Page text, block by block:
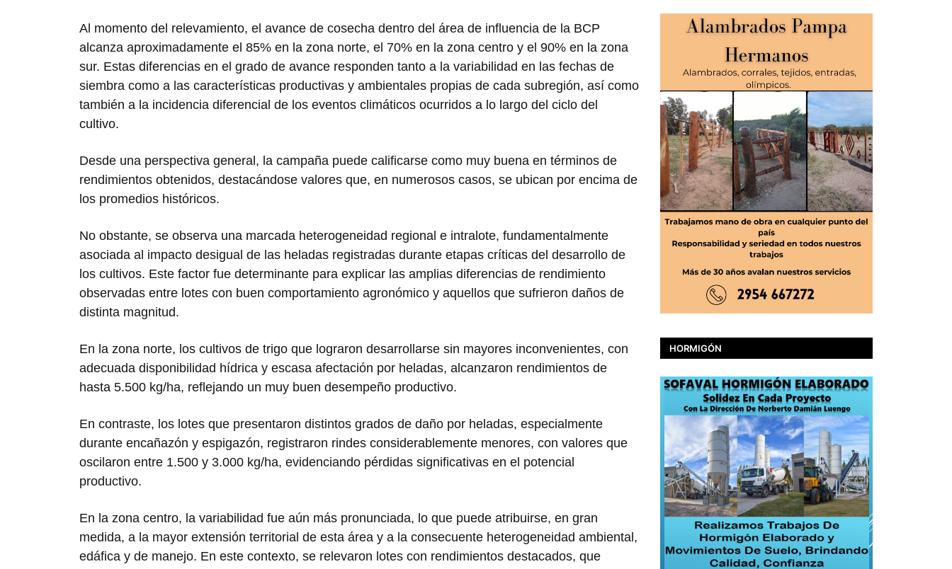
Al momento del relevamiento, el avance de cosecha dentro del área de influencia de la BCP
alcanza aproximadamente el 85% en la zona norte, el 70% en la zona centro y el 90% en la zona
sur. Estas diferencias en el grado de avance responden tanto a la variabilidad en las fechas de
siembra como a las características productivas y ambientales propias de cada subregión, así como
también a la incidencia diferencial de los eventos climáticos ocurridos a lo largo del ciclo del
cultivo.
Desde una perspectiva general, la campaña puede calificarse como muy buena en términos de
rendimientos obtenidos, destacándose valores que, en numerosos casos, se ubican por encima de
los promedios históricos.
No obstante, se observa una marcada heterogeneidad regional e intralote, fundamentalmente
asociada al impacto desigual de las heladas registradas durante etapas críticas del desarrollo de
los cultivos. Este factor fue determinante para explicar las amplias diferencias de rendimiento
observadas entre lotes con buen comportamiento agronómico y aquellos que sufrieron daños de
distinta magnitud.
En la zona norte, los cultivos de trigo que lograron desarrollarse sin mayores inconvenientes, con
adecuada disponibilidad hídrica y escasa afectación por heladas, alcanzaron rendimientos de
hasta 5.500 kg/ha, reflejando un muy buen desempeño productivo.
En contraste, los lotes que presentaron distintos grados de daño por heladas, especialmente
durante encañazón y espigazón, registraron rindes considerablemente menores, con valores que
oscilaron entre 1.500 y 3.000 kg/ha, evidenciando pérdidas significativas en el potencial
productivo.
En la zona centro, la variabilidad fue aún más pronunciada, lo que puede atribuirse, en gran
medida, a la mayor extensión territorial de esta área y a la consecuente heterogeneidad ambiental,
edáfica y de manejo. En este contexto, se relevaron lotes con rendimientos destacados, que
HORMIGÓN